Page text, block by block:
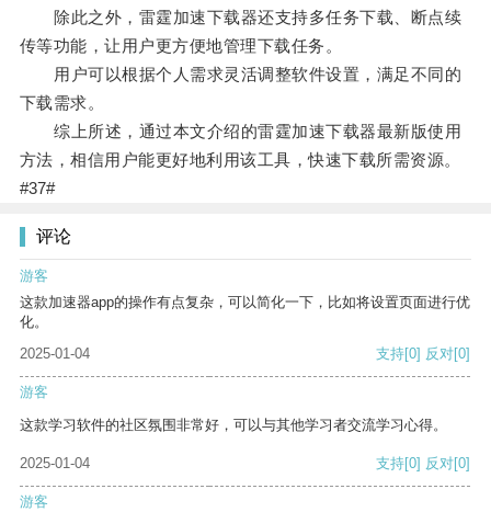
除此之外，雷霆加速下载器还支持多任务下载、断点续
传等功能，让用户更方便地管理下载任务。
用户可以根据个人需求灵活调整软件设置，满足不同的
下载需求。
综上所述，通过本文介绍的雷霆加速下载器最新版使用
方法，相信用户能更好地利用该工具，快速下载所需资源。
#37#
评论
游客
这款加速器app的操作有点复杂，可以简化一下，比如将设置页面进行优
化。
2025-01-04
支持[0] 反对[0]
游客
这款学习软件的社区氛围非常好，可以与其他学习者交流学习心得。
2025-01-04 支持[0] 反对[0]
游客